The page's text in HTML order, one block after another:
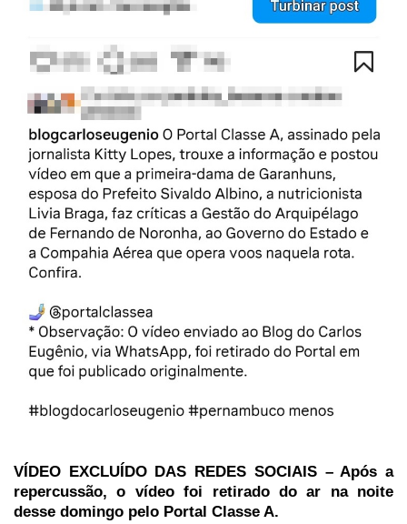
VÍDEO EXCLUÍDO DAS REDES SOCIAIS – Após a
repercussão, o vídeo foi retirado do ar na noite
desse domingo pelo Portal Classe A.